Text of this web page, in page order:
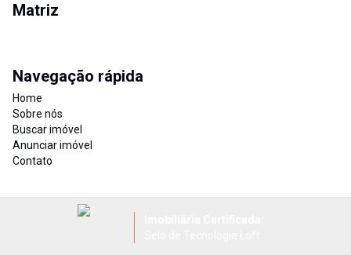
Matriz
Navegação rápida
Home
Sobre nós
Buscar imóvel
Anunciar imóvel
Contato